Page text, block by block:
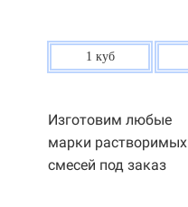
1 куб
Изготовим любые
марки растворимых
смесей под заказ